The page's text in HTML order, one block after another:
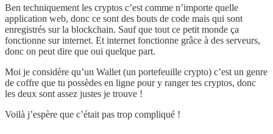
Ben techniquement les cryptos c’est comme n’importe quelle
application web, donc ce sont des bouts de code mais qui sont
enregistrés sur la blockchain. Sauf que tout ce petit monde ça
fonctionne sur internet. Et internet fonctionne grâce à des serveurs,
donc on peut dire que oui quelque part.
Moi je considère qu’un Wallet (un portefeuille crypto) c’est un genre
de coffre que tu possèdes en ligne pour y ranger tes cryptos, donc
les deux sont assez justes je trouve !
Voilà j’espère que c’était pas trop compliqué !